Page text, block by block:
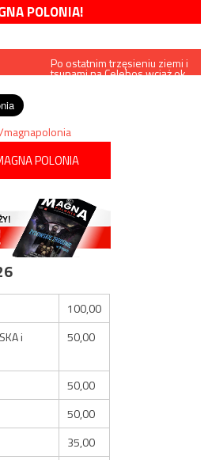
POLONIA!
Po ostatnim trzęsieniu ziemi i
tsunami na Celebos wciąż ok.
POLONIA
100,00
i
50,00
50,00
50,00
35,00